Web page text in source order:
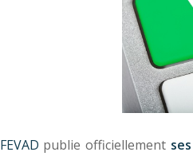
FEVAD publie officiellement